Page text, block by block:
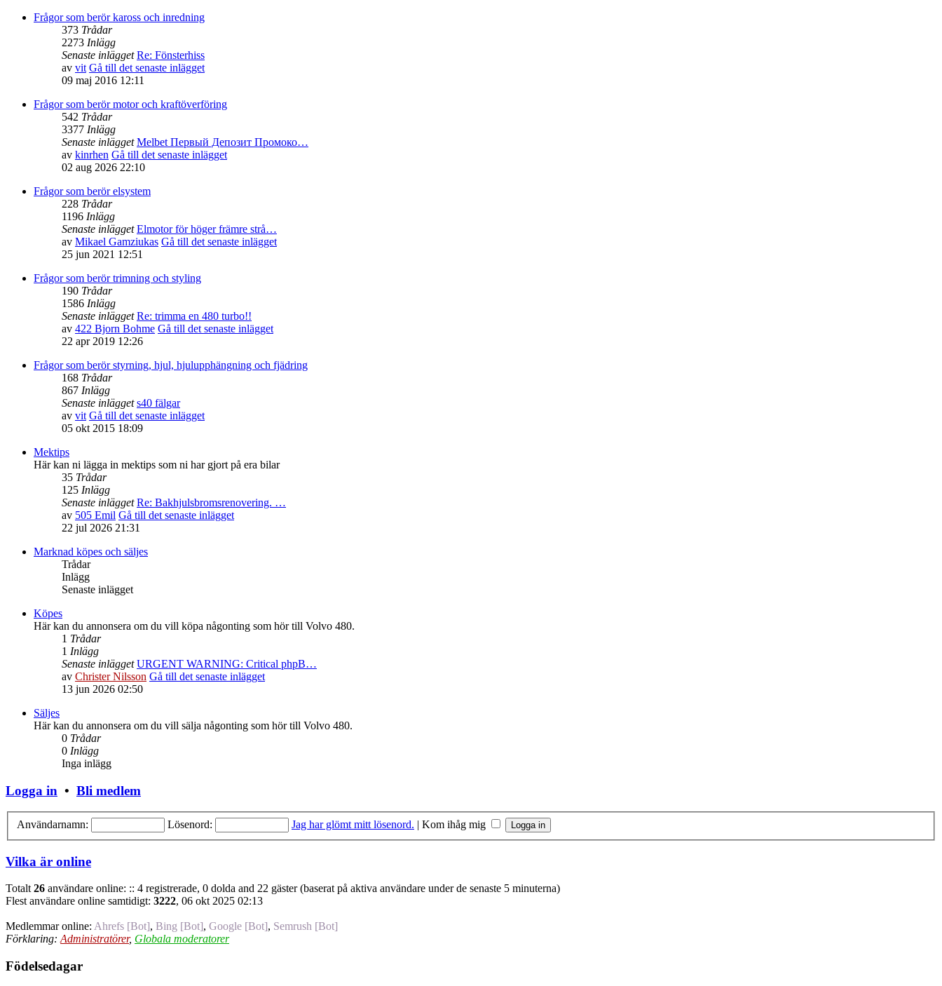
Frågor som berör kaross och inredning
373 Trådar
2273 Inlägg
Senaste inlägget Re: Fönsterhiss
av vit Gå till det senaste inlägget
09 maj 2016 12:11
Frågor som berör motor och kraftöverföring
542 Trådar
3377 Inlägg
Senaste inlägget Melbet Первый Депозит Промоко…
av kinrhen Gå till det senaste inlägget
02 aug 2026 22:10
Frågor som berör elsystem
228 Trådar
1196 Inlägg
Senaste inlägget Elmotor för höger främre strå…
av Mikael Gamziukas Gå till det senaste inlägget
25 jun 2021 12:51
Frågor som berör trimning och styling
190 Trådar
1586 Inlägg
Senaste inlägget Re: trimma en 480 turbo!!
av 422 Bjorn Bohme Gå till det senaste inlägget
22 apr 2019 12:26
Frågor som berör styrning, hjul, hjulupphängning och fjädring
168 Trådar
867 Inlägg
Senaste inlägget s40 fälgar
av vit Gå till det senaste inlägget
05 okt 2015 18:09
Mektips
Här kan ni lägga in mektips som ni har gjort på era bilar
35 Trådar
125 Inlägg
Senaste inlägget Re: Bakhjulsbromsrenovering. …
av 505 Emil Gå till det senaste inlägget
22 jul 2026 21:31
Marknad köpes och säljes
Trådar
Inlägg
Senaste inlägget
Köpes
Här kan du annonsera om du vill köpa någonting som hör till Volvo 480.
1 Trådar
1 Inlägg
Senaste inlägget URGENT WARNING: Critical phpB…
av Christer Nilsson Gå till det senaste inlägget
13 jun 2026 02:50
Säljes
Här kan du annonsera om du vill sälja någonting som hör till Volvo 480.
0 Trådar
0 Inlägg
Inga inlägg
Logga in • Bli medlem
Användarnamn: Lösenord: Jag har glömt mitt lösenord. | Kom ihåg mig
Vilka är online
Totalt 26 användare online: :: 4 registrerade, 0 dolda and 22 gäster (baserat på aktiva användare under de senaste 5 minuterna)
Flest användare online samtidigt: 3222, 06 okt 2025 02:13
Medlemmar online: Ahrefs [Bot], Bing [Bot], Google [Bot], Semrush [Bot]
Förklaring: Administratörer, Globala moderatorer
Födelsedagar